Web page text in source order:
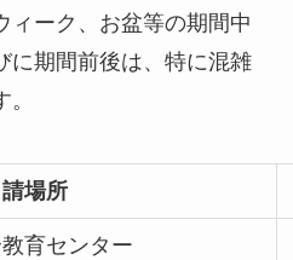
ィーク、お盆等の期間中
に期間前後は、特に混雑
場所
育センター